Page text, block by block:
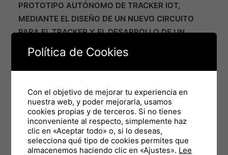
PROTOTIPO AUTÓNOMO DE TRACKER IOT,
MEDIANTE EL DISEÑO DE UN NUEVO CIRCUITO
PARA EL TRACKER Y EL DESARROLLO DE UN
ALGORITMO A BAJO NIVEL (FIRMWARE) QUE
PERMITA LA GESTIÓN ENERGÉTICA DEL
DISPOSITIVO”, de la empresaVERSA DESIGN S.L.,
desarrollo tecnológico, la innovación y una
investigación de calidad, ha sido cofinanciado por el
Fondo Europeo de Desarrollo Regional FEDER
dentro del programa CDTI Línea de I+D (PID), con
un presupuesto total aceptado de 346.220€ y
Política de Cookies
Con el objetivo de mejorar tu experiencia en
nuestra web, y poder mejorarla, usamos
cookies propias y de terceros. Si no tienes
inconveniente al respecto, simplemente haz
clic en «Aceptar todo» o, si lo deseas,
selecciona qué tipo de cookies permites que
almacenemos haciendo clic en «Ajustes». Lee